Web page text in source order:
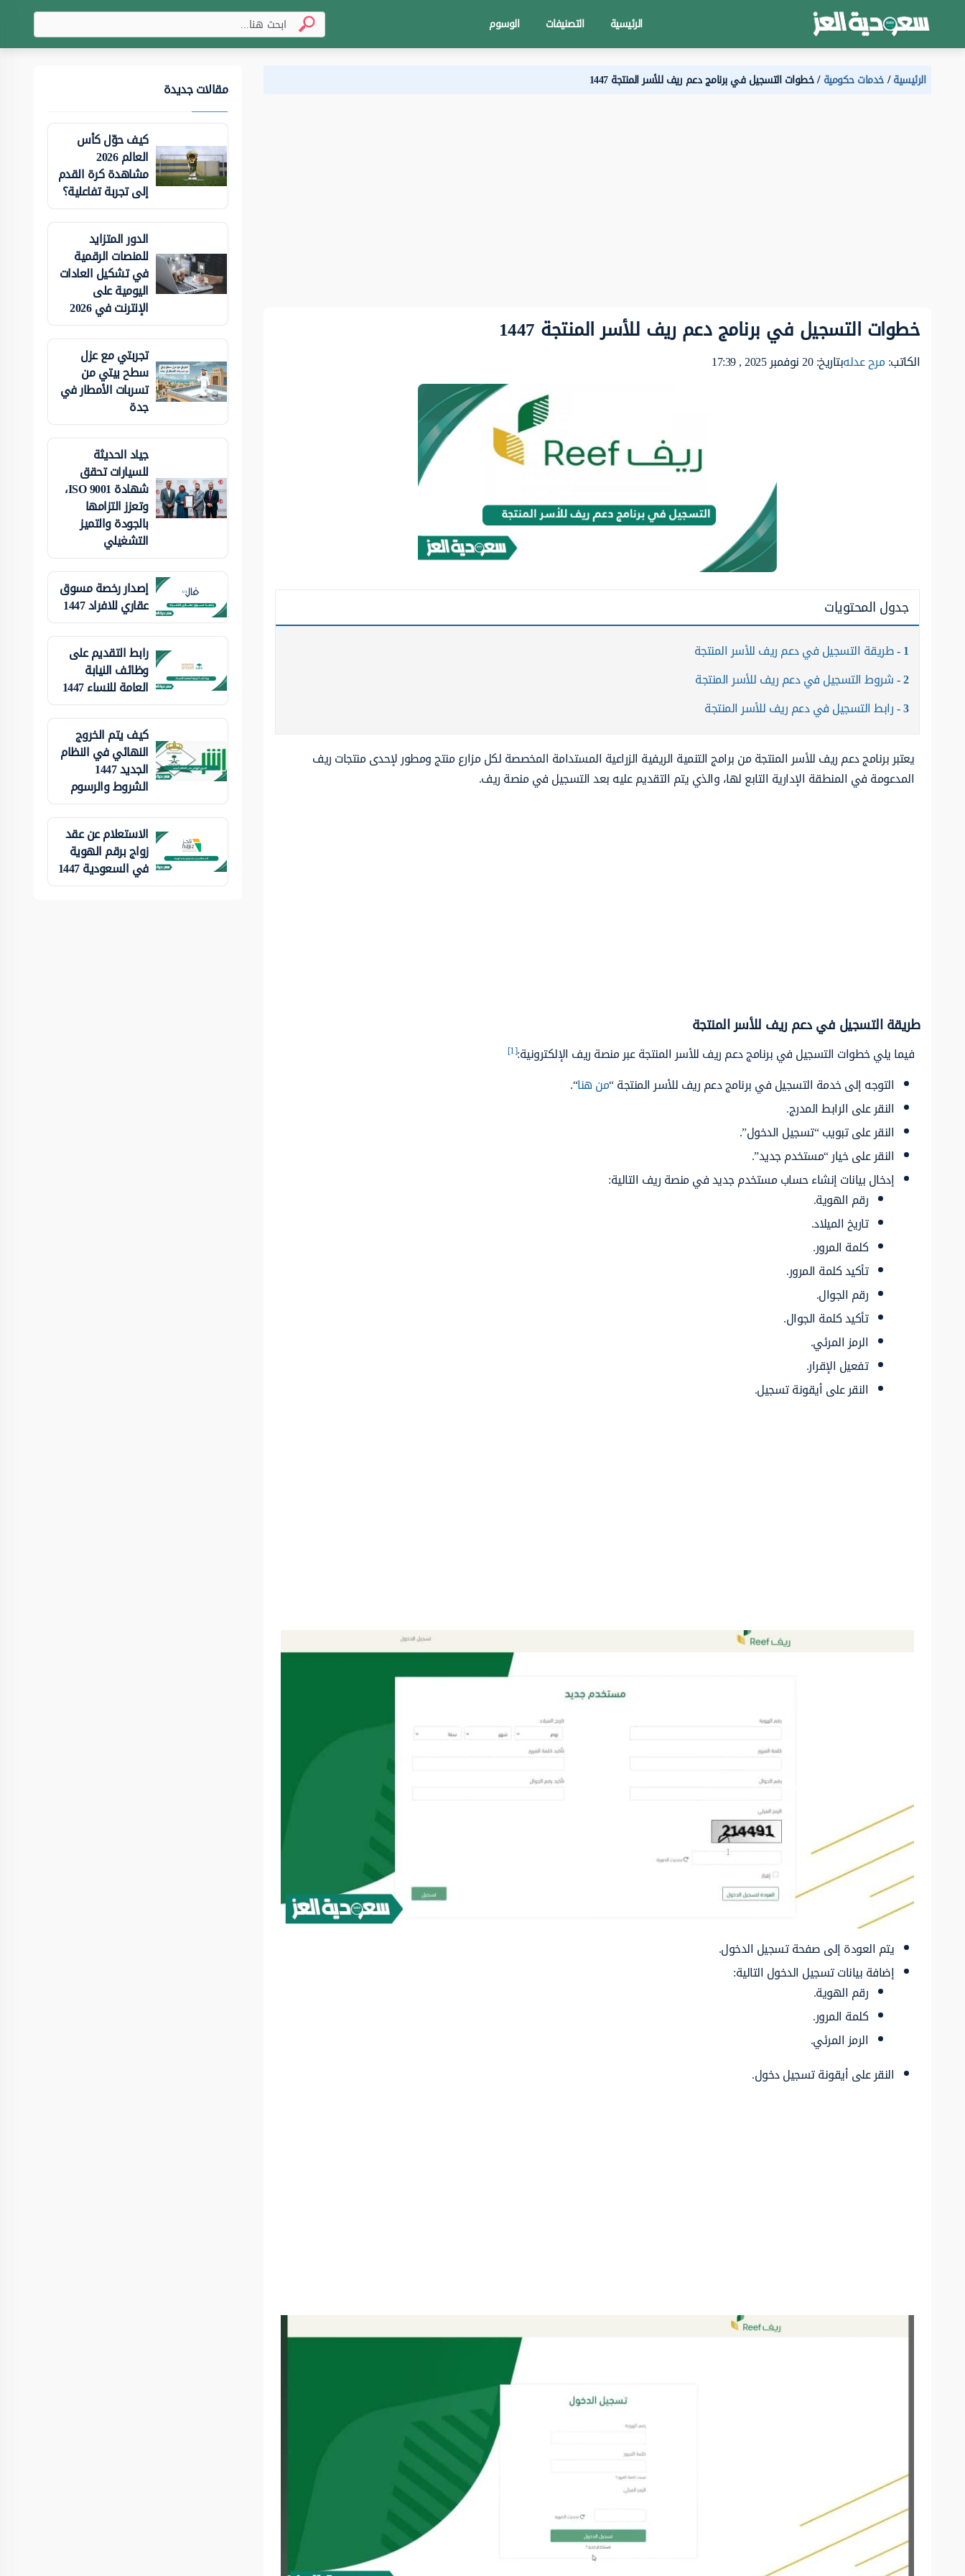
الرئيسية التصنيفات الوسوم
الرئيسية خدمات حكومية خطوات التسجيل في برنامج دعم ريف للأسر المنتجة 1447
خطوات التسجيل في برنامج دعم ريف للأسر المنتجة 1447
الكاتب:مرح عدلهبتاريخ: 20 نوفمبر 2025 , 17:39
جدول المحتويات
1 طريقة التسجيل في دعم ريف للأسر المنتجة
2 شروط التسجيل في دعم ريف للأسر المنتجة
3 رابط التسجيل في دعم ريف للأسر المنتجة
يعتبر برنامج دعم ريف للأسر المنتجة من برامج التنمية الريفية الزراعية المستدامة المخصصة لكل مزارع منتج ومطور لإحدى منتجات ريف
المدعومة في المنطقة الإدارية التابع لها، والذي يتم التقديم عليه بعد التسجيل في منصة ريف.
طريقة التسجيل في دعم ريف للأسر المنتجة
فيما يلي خطوات التسجيل في برنامج دعم ريف للأسر المنتجة عبر منصة ريف الإلكترونية:[1]
التوجه إلى خدمة التسجيل في برنامج دعم ريف للأسر المنتجة “من هنا“.
النقر على الرابط المدرج.
النقر على تبويب “تسجيل الدخول”.
النقر على خيار “مستخدم جديد”.
إدخال بيانات إنشاء حساب مستخدم جديد في منصة ريف التالية:
رقم الهوية.
تاريخ الميلاد.
كلمة المرور.
تأكيد كلمة المرور.
رقم الجوال.
تأكيد كلمة الجوال.
الرمز المرئي.
تفعيل الإقرار.
النقر على أيقونة تسجيل.
يتم العودة إلى صفحة تسجيل الدخول.
إضافة بيانات تسجيل الدخول التالية:
رقم الهوية.
كلمة المرور.
الرمز المرئي.
النقر على أيقونة تسجيل دخول.
مقالات جديدة
كيف حوّل كأس
العالم 2026
مشاهدة كرة القدم
إلى تجربة تفاعلية؟
الدور المتزايد
للمنصات الرقمية
في تشكيل العادات
اليومية على
الإنترنت في 2026
تجربتي مع عزل
سطح بيتي من
تسربات الأمطار في
جدة
جياد الحديثة
للسيارات تحقق
شهادة ISO 9001،
وتعزز التزامها
بالجودة والتميز
التشغيلي
إصدار رخصة مسوق
عقاري للافراد 1447
رابط التقديم على
وظائف النيابة
العامة للنساء 1447
كيف يتم الخروج
النهائي في النظام
الجديد 1447
الشروط والرسوم
الاستعلام عن عقد
زواج برقم الهوية
في السعودية 1447